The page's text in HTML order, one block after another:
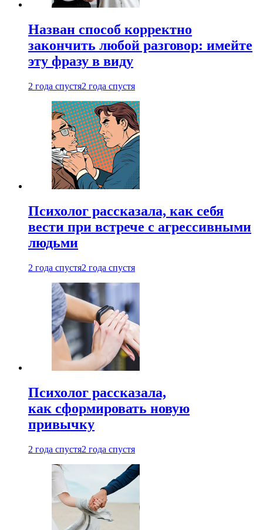
Назван способ корректно
закончить любой разговор: имейте
эту фразу в виду
2 года спустя2 года спустя
Психолог рассказала, как себя
вести при встрече с агрессивными
людьми
2 года спустя2 года спустя
Психолог рассказала,
как сформировать новую
привычку
2 года спустя2 года спустя